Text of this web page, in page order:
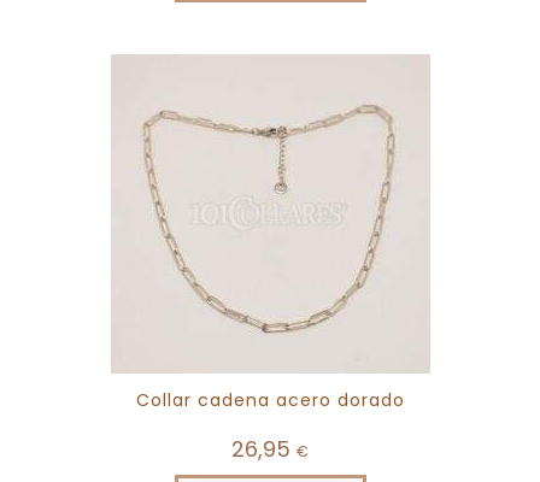
Collar cadena acero dorado
26,95 €